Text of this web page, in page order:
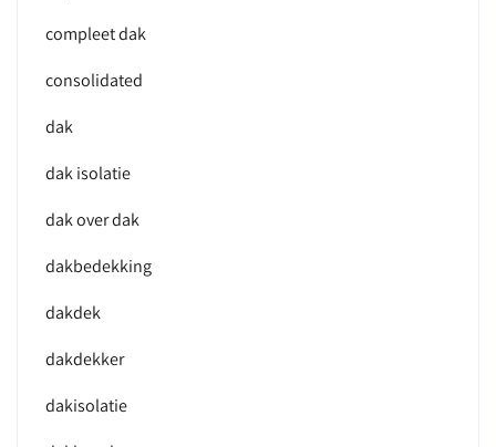
compleet dak
consolidated
dak
dak isolatie
dak over dak
dakbedekking
dakdek
dakdekker
dakisolatie